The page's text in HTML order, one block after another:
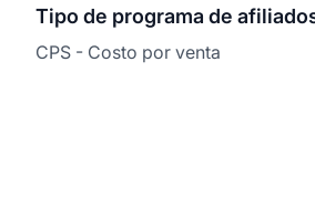
Tipo de programa de
CPS - Costo por venta